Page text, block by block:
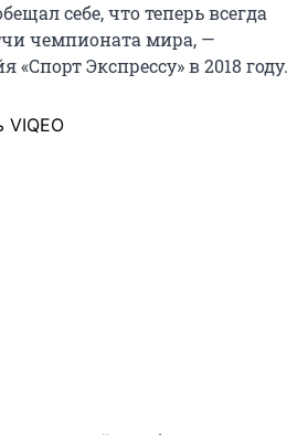
себе, что теперь всегда
чемпионата мира, —
«Спорт Экспрессу» в 2018 году.
VIQEO